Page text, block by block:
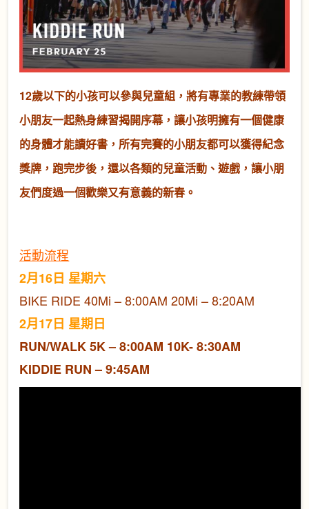
12歲以下的小孩可以參與兒童組，將有專業的教練帶領
小朋友一起熱身練習揭開序幕，讓小孩明擁有一個健康
的身體才能讀好書，所有完賽的小朋友都可以獲得紀念
獎牌，跑完步後，還以各類的兒童活動、遊戲，讓小朋
友們度過一個歡樂又有意義的新春。
活動流程
2月16日 星期六
BIKE RIDE 40Mi – 8:00AM 20Mi – 8:20AM
2月17日 星期日
RUN/WALK5K – 8:00AM 10K- 8:30AM
KIDDIE RUN – 9:45AM